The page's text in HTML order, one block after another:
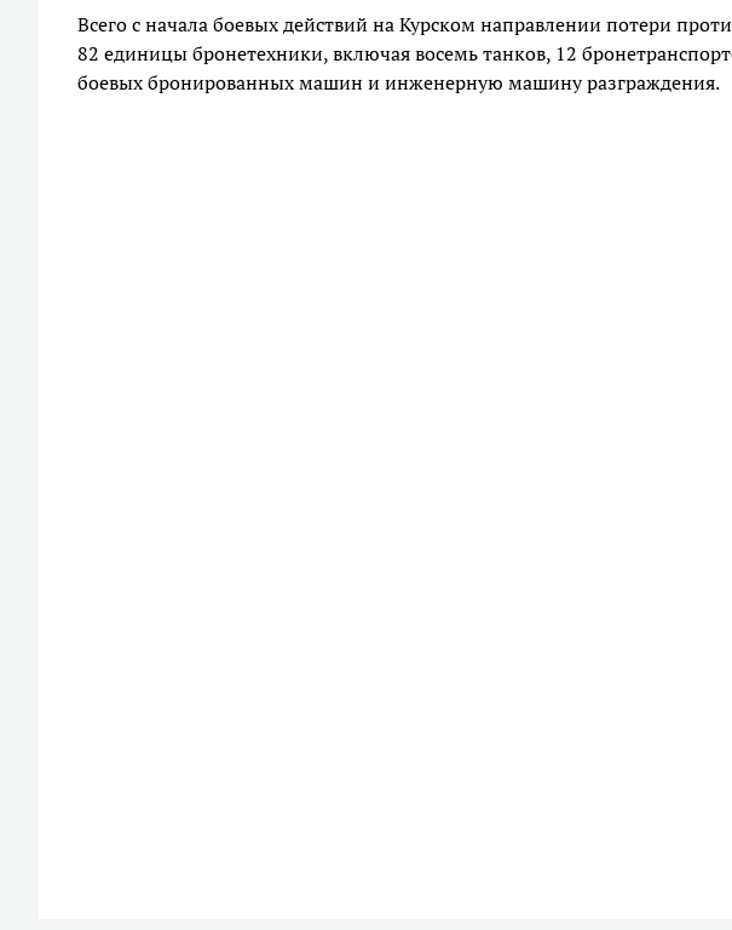
Всего с начала боевых действий на Курском направлении потери
82 единицы бронетехники, включая восемь танков, 12
боевых бронированных машин и инженерную машину разграждения.